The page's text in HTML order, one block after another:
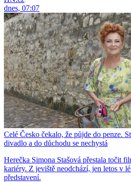
dnes, 07:07
Celé Česko čekalo, že půjde do penze.
divadlo a do důchodu se nechystá
Herečka Simona Stašová přestala točit
kariéry. Z jeviště neodchází, jen letos v
představení.